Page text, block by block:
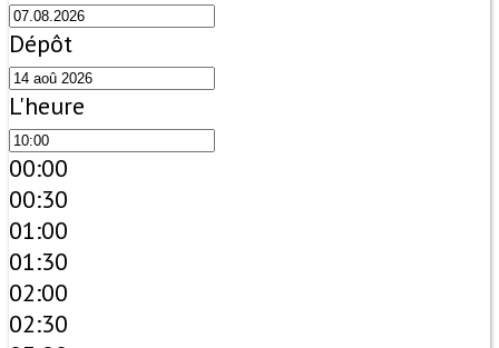
Dépôt
L'heure
00:00
00:30
01:00
01:30
02:00
02:30